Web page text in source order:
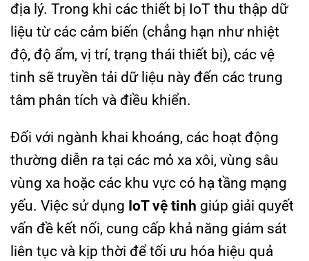
địa lý. Trong khi các thiết bị IoT thu thập dữ
liệu từ các cảm biến (chẳng hạn như nhiệt
độ, độ ẩm, vị trí, trạng thái thiết bị), các vệ
tinh sẽ truyền tải dữ liệu này đến các trung
tâm phân tích và điều khiển.
Đối với ngành khai khoáng, các hoạt động
thường diễn ra tại các mỏ xa xôi, vùng sâu
vùng xa hoặc các khu vực có hạ tầng mạng
yếu. Việc sử dụng IoT vệ tinh giúp giải quyết
vấn đề kết nối, cung cấp khả năng giám sát
liên tục và kịp thời để tối ưu hóa hiệu quả